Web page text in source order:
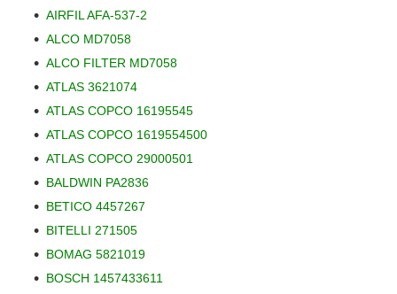
AIRFIL AFA-537-2
ALCO MD7058
ALCO FILTER MD7058
ATLAS 3621074
ATLAS COPCO 16195545
ATLAS COPCO 1619554500
ATLAS COPCO 29000501
BALDWIN PA2836
BETICO 4457267
BITELLI 271505
BOMAG 5821019
BOSCH 1457433611